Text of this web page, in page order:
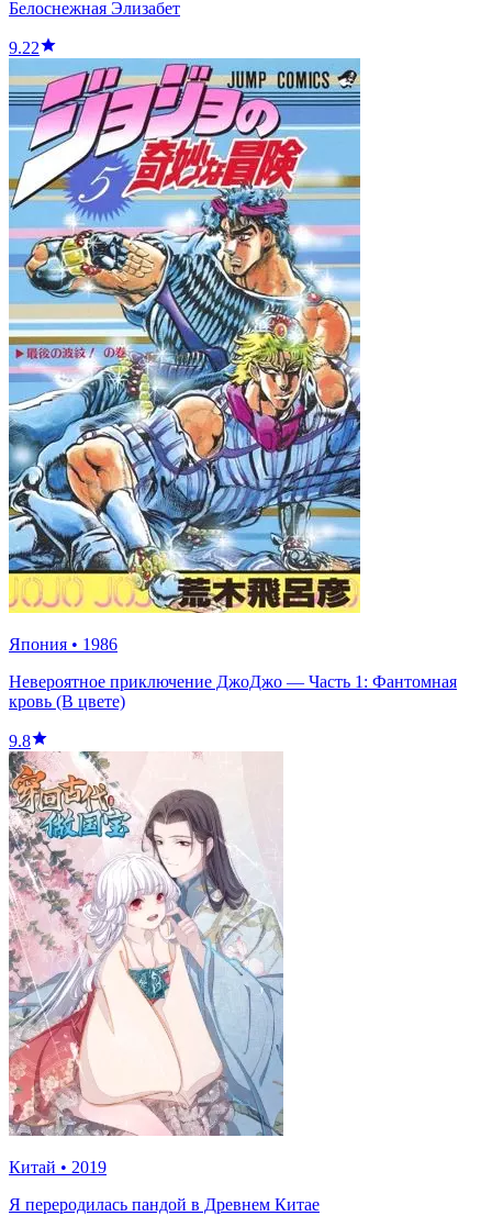
Белоснежная Элизабет
9.22
Япония • 1986
Невероятное приключение ДжоДжо — Часть 1: Фантомная
кровь (В цвете)
9.8
Китай • 2019
Я переродилась пандой в Древнем Китае